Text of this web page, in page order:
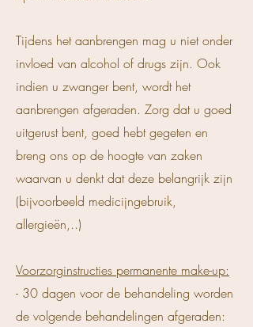
Tijdens het aanbrengen mag u niet onder
invloed van alcohol of drugs zijn. Ook
indien u zwanger bent, wordt het
aanbrengen afgeraden. Zorg dat u goed
uitgerust bent, goed hebt gegeten en
breng ons op de hoogte van zaken
waarvan u denkt dat deze belangrijk zijn
(bijvoorbeeld medicijngebruik,
allergieën,..)
Voorzorginstructies permanente make-up:
- 30 dagen voor de behandeling worden
de volgende behandelingen afgeraden: